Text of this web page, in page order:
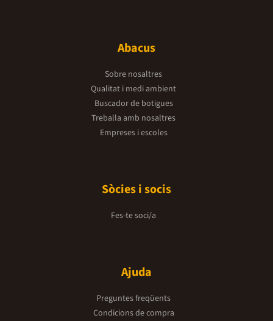
Abacus
Sobre nosaltres
Qualitat i medi ambient
Buscador de botigues
Treballa amb nosaltres
Empreses i escoles
Sòcies i socis
Fes-te soci/a
Ajuda
Preguntes freqüents
Condicions de compra